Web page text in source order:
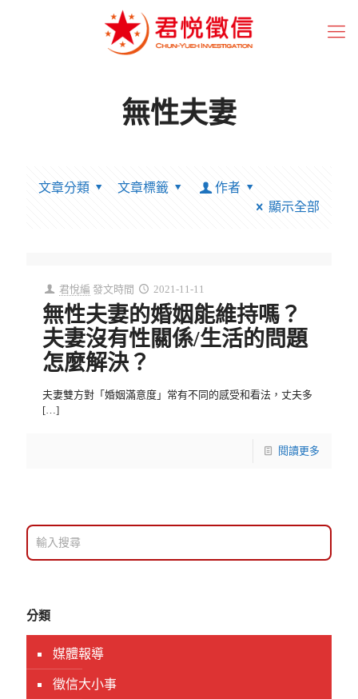
無性夫妻
文章分類 文章標籤
作者
顯示全部
君悅編 發文時間 2021-11-11
無性夫妻的婚姻能維持嗎？
夫妻沒有性關係/生活的問題
怎麼解決？
夫妻雙方對「婚姻滿意度」常有不同的感受和看法，丈夫多
[…]
閱讀更多
分類
媒體報導
徵信大小事